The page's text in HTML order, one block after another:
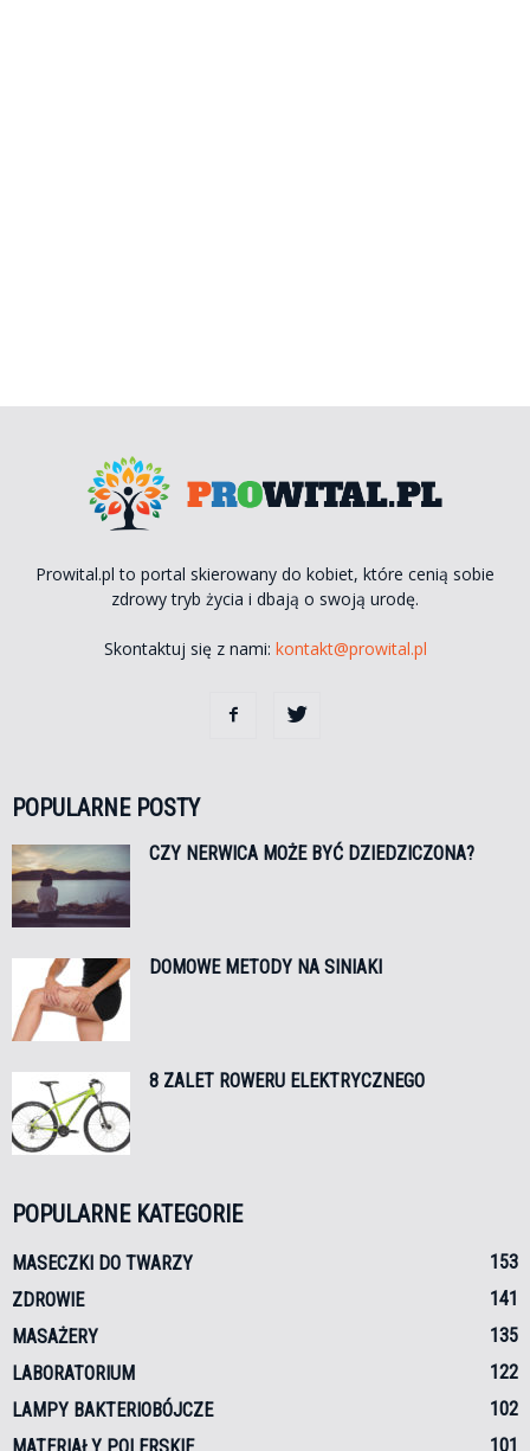
Prowital.pl to portal skierowany do kobiet, które cenią sobie
zdrowy tryb życia i dbają o swoją urodę.
Skontaktuj się z nami: kontakt@prowital.pl
POPULARNE POSTY
CZY NERWICA MOŻE BYĆ DZIEDZICZONA?
DOMOWE METODY NA SINIAKI
8 ZALET ROWERU ELEKTRYCZNEGO
POPULARNE KATEGORIE
MASECZKI DO TWARZY
153
ZDROWIE
141
MASAŻERY
135
LABORATORIUM
122
LAMPY BAKTERIOBÓJCZE
102
101